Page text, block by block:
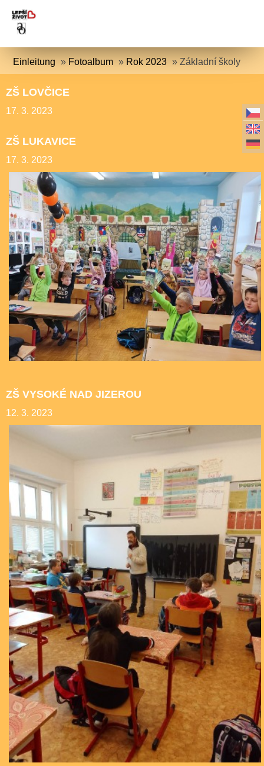
Einleitung » Fotoalbum » Rok 2023 »Základní školy
ZŠ LOVČICE
17. 3. 2023
ZŠ LUKAVICE
17. 3. 2023
ZŠ VYSOKÉ NAD JIZEROU
12. 3. 2023